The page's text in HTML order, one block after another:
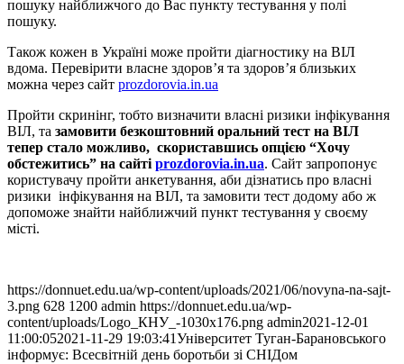
пошуку найближчого до Вас пункту тестування у полі
пошуку.
Також кожен в Україні може пройти діагностику на ВІЛ
вдома. Перевірити власне здоров’я та здоров’я близьких
можна через сайт prozdorovia.in.ua
Пройти скринінг, тобто визначити власні ризики інфікування
ВІЛ, та замовити безкоштовний оральний тест на ВІЛ
тепер стало можливо, скориставшись опцією “Хочу
обстежитись” на сайті prozdorovia.in.ua. Сайт запропонує
користувачу пройти анкетування, аби дізнатись про власні
ризики інфікування на ВІЛ, та замовити тест додому або ж
допоможе знайти найближчий пункт тестування у своєму
місті.
https://donnuet.edu.ua/wp-content/uploads/2021/06/novyna-na-sajt-
3.png 628 1200 admin https://donnuet.edu.ua/wp-
content/uploads/Logo_КНУ_-1030x176.png admin2021-12-01
11:00:052021-11-29 19:03:41Університет Туган-Барановського
інформує: Всесвітній день боротьби зі СНІДом